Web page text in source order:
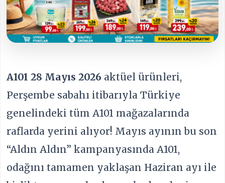
A101 28 Mayıs 2026 aktüel ürünleri,
Perşembe sabahı itibarıyla Türkiye
genelindeki tüm A101 mağazalarında
raflarda yerini alıyor! Mayıs ayının bu son
“Aldın Aldın” kampanyasında A101,
odağını tamamen yaklaşan Haziran ayı ile